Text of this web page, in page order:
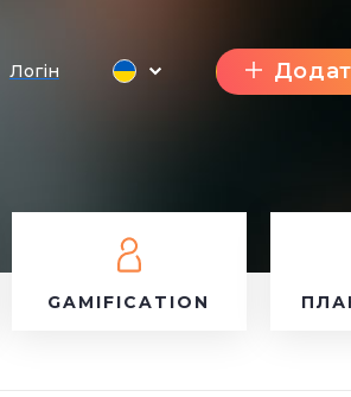
Логін
GAMIFICATION